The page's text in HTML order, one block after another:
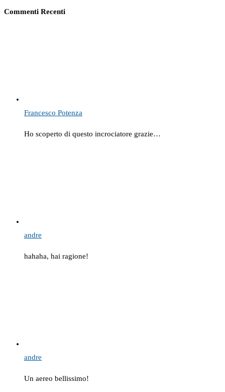
Commenti Recenti
Francesco Potenza
Ho scoperto di questo incrociatore grazie…
andre
hahaha, hai ragione!
andre
Un aereo bellissimo!